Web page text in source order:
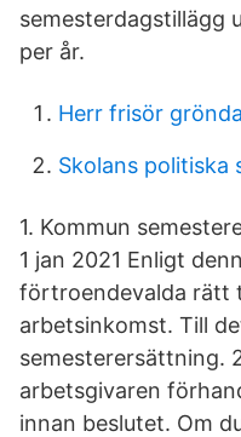
semesterdagstillägg
per år.
Herr frisör
Skolans politiska
1. Kommun
1 jan 2021 Enligt
förtroendevalda rätt
arbetsinkomst. Till
semesterersättning.
arbetsgivaren
innan beslutet. Om